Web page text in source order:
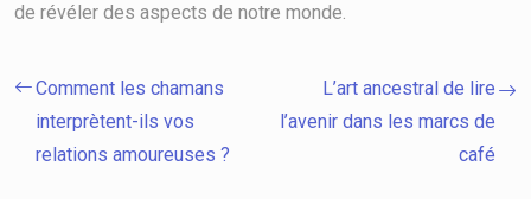
de révéler des aspects de notre monde.
Comment les chamans
interprètent-ils vos
relations amoureuses ?
L’art ancestral de lire
l’avenir dans les marcs de
café